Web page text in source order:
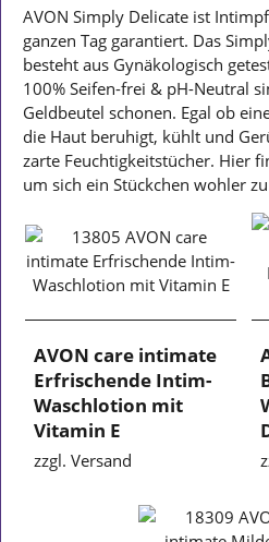
AVON Simply Delicate ist
ganzen Tag garantiert. Das
besteht aus Gynäkologisch
100% Seifen-frei & pH-Neutral
Geldbeutel schonen. Egal ob
die Haut beruhigt, kühlt und
zarte Feuchtigkeitstücher. Hier
um sich ein Stückchen wohler
AVON care intimate
Erfrischende Intim-
Waschlotion mit
Vitamin E
zzgl. Versand